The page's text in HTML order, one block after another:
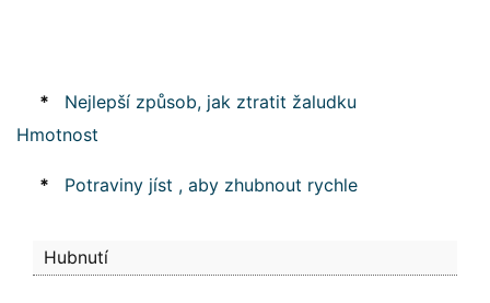
*
Nejlepší způsob, jak ztratit žaludku
Hmotnost
* Potraviny jíst , aby zhubnout rychle
Hubnutí